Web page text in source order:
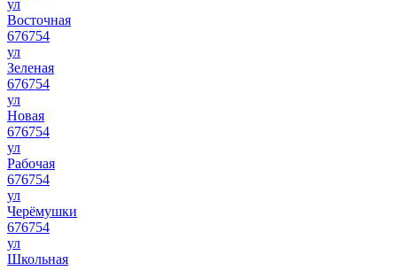
ул
Восточная
676754
ул
Зеленая
676754
ул
Новая
676754
ул
Рабочая
676754
ул
Черёмушки
676754
ул
Школьная